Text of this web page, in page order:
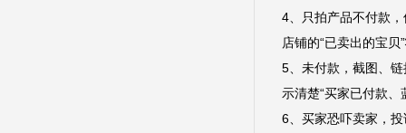
4、只拍产品不付款
店铺的“已卖出的宝
5、未付款，截图、
示清楚“买家已付款
6、买家恐吓卖家，